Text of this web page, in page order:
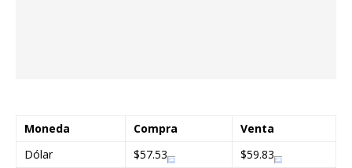
Moneda Compra
Venta
Dólar
$57.53
$59.83